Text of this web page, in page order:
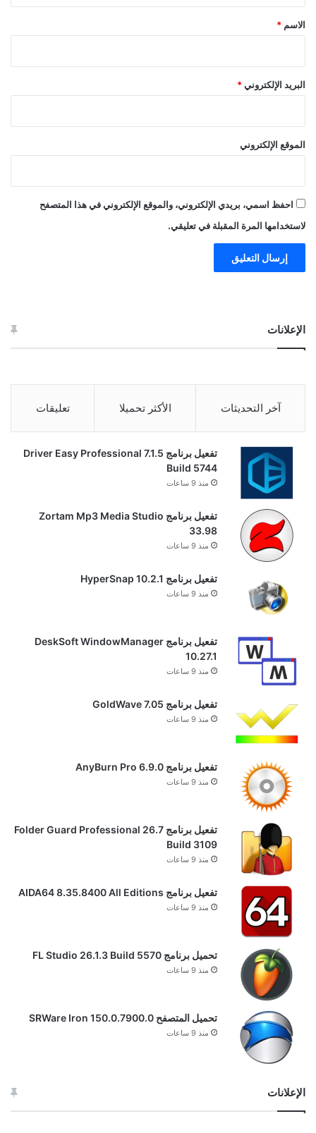
*
الاسم *
البريد الإلكتروني *
الموقع الإلكتروني
احفظ اسمي، بريدي الإلكتروني، والموقع الإلكتروني في هذا المتصفح
لاستخدامها المرة المقبلة في تعليقي.
الإعلانات
آخر التحديثات الأكثر تحميلا تعليقات
تفعيل برنامج Driver Easy Professional 7.1.5
Build 5744
منذ 9 ساعات
تفعيل برنامج Zortam Mp3 Media Studio
33.98
منذ 9 ساعات
تفعيل برنامج HyperSnap 10.2.1
منذ 9 ساعات
تفعيل برنامج DeskSoft WindowManager
10.27.1
منذ 9 ساعات
تفعيل برنامج GoldWave 7.05
منذ 9 ساعات
تفعيل برنامج AnyBurn Pro 6.9.0
منذ 9 ساعات
تفعيل برنامج Folder Guard Professional 26.7
Build 3109
منذ 9 ساعات
تفعيل برنامج AIDA64 8.35.8400 All Editions
منذ 9 ساعات
تحميل برنامج FL Studio 26.1.3 Build 5570
منذ 9 ساعات
تحميل المتصفح SRWare Iron 150.0.7900.0
منذ 9 ساعات
الإعلانات